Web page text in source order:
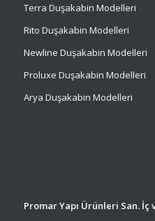
Terra Duşakabin Modelleri
Rito Duşakabin Modelleri
Newline Duşakabin Modelleri
Proluxe Duşakabin Modelleri
Arya Duşakabin Modelleri
Promar Yapı Ürünleri San. İç